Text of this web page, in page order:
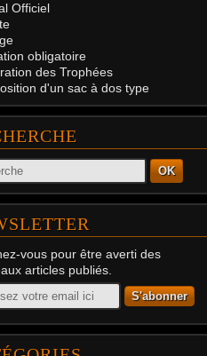
Officiel
obligatoire
des Trophées
d'un sac à dos type
OK
vous pour être averti des
articles publiés.